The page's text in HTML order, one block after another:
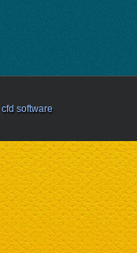
cfd software